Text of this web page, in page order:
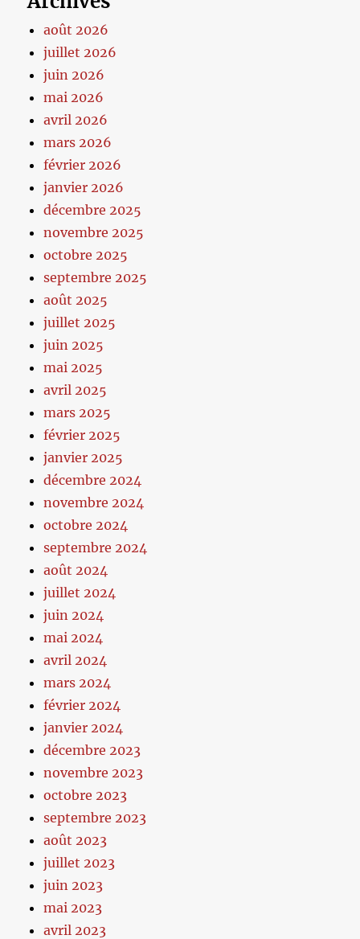
août 2026
juillet 2026
juin 2026
mai 2026
avril 2026
mars 2026
février 2026
janvier 2026
décembre 2025
novembre 2025
octobre 2025
septembre 2025
août 2025
juillet 2025
juin 2025
mai 2025
avril 2025
mars 2025
février 2025
janvier 2025
décembre 2024
novembre 2024
octobre 2024
septembre 2024
août 2024
juillet 2024
juin 2024
mai 2024
avril 2024
mars 2024
février 2024
janvier 2024
décembre 2023
novembre 2023
octobre 2023
septembre 2023
août 2023
juillet 2023
juin 2023
mai 2023
avril 2023